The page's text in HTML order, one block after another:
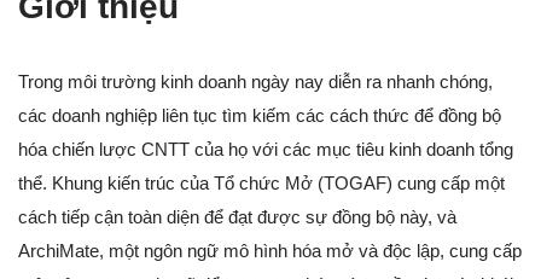
Trong môi trường kinh doanh ngày nay diễn ra nhanh chóng,
các doanh nghiệp liên tục tìm kiếm các cách thức để đồng bộ
hóa chiến lược CNTT của họ với các mục tiêu kinh doanh tổng
thể. Khung kiến trúc của Tổ chức Mở (TOGAF) cung cấp một
cách tiếp cận toàn diện để đạt được sự đồng bộ này, và
ArchiMate, một ngôn ngữ mô hình hóa mở và độc lập, cung cấp